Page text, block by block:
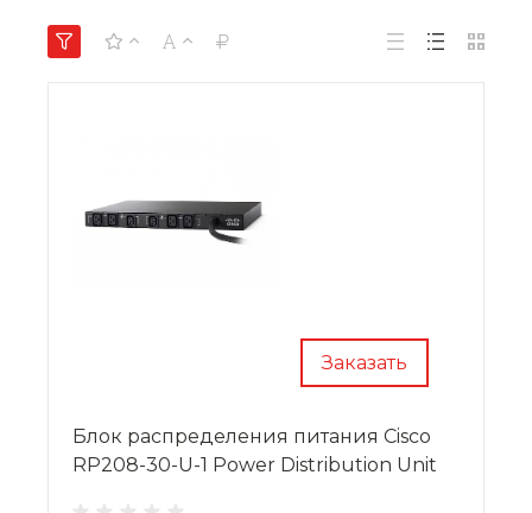
Заказать
Блок распределения питания Cisco
RP208-30-U-1 Power Distribution Unit